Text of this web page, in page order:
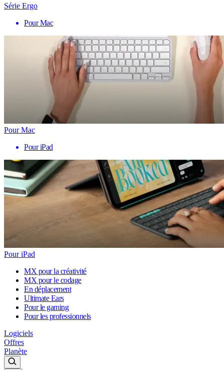
Série Ergo
Pour Mac
Pour Mac
Pour iPad
Pour iPad
MX pour la créativité
MX pour le codage
En déplacement
Ultimate Ears
Pour le gaming
Pour les professionnels
Logiciels
Offres
Planète